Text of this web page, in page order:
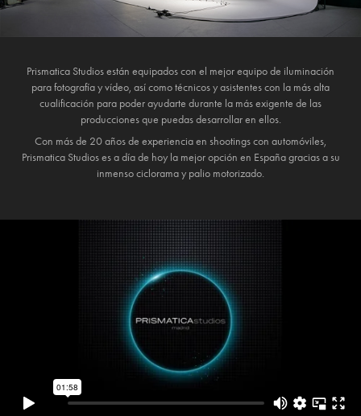
Prismatica Studios están equipados con el mejor equipo de iluminación
para fotografía y vídeo, así como técnicos y asistentes con la más alta
cualificación para poder ayudarte durante la más exigente de las
producciones que puedas desarrollar en ellos.
Con más de 20 años de experiencia en shootings con automóviles,
Prismatica Studios es a día de hoy la mejor opción en España gracias a su
inmenso ciclorama y palio motorizado.